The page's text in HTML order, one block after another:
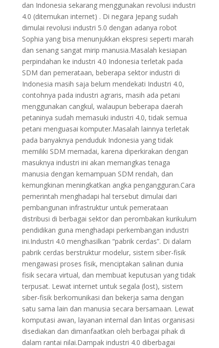
dan Indonesia sekarang menggunakan revolusi industri
4.0 (ditemukan internet) . Di negara Jepang sudah
dimulai revolusi industri 5.0 dengan adanya robot
Sophia yang bisa menunjukkan ekspresi seperti marah
dan senang sangat mirip manusia.Masalah kesiapan
perpindahan ke industri 4.0 Indonesia terletak pada
SDM dan pemerataan, beberapa sektor industri di
Indonesia masih saja belum mendekati Industri 4.0,
contohnya pada industri agraris, masih ada petani
menggunakan cangkul, walaupun beberapa daerah
petaninya sudah memasuki industri 4.0, tidak semua
petani menguasai komputer.Masalah lainnya terletak
pada banyaknya penduduk Indonesia yang tidak
memiliki SDM memadai, karena diperkirakan dengan
masuknya industri ini akan memangkas tenaga
manusia dengan kemampuan SDM rendah, dan
kemungkinan meningkatkan angka pengangguran.Cara
pemerintah menghadapi hal tersebut dimulai dari
pembangunan infrastruktur untuk pemerataan
distribusi di berbagai sektor dan perombakan kurikulum
pendidikan guna menghadapi perkembangan industri
ini.Industri 4.0 menghasilkan “pabrik cerdas”. Di dalam
pabrik cerdas berstruktur modelur, sistem siber-fisik
mengawasi proses fisik, menciptakan salinan dunia
fisik secara virtual, dan membuat keputusan yang tidak
terpusat. Lewat internet untuk segala (lost), sistem
siber-fisik berkomunikasi dan bekerja sama dengan
satu sama lain dan manusia secara bersamaan. Lewat
komputasi awan, layanan internal dan lintas organisasi
disediakan dan dimanfaatkan oleh berbagai pihak di
dalam rantai nilai.Dampak industri 4.0 diberbagai